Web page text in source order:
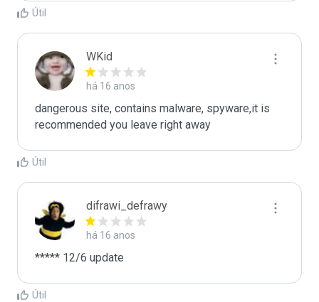
Útil
WKid
há 16 anos
dangerous site, contains malware, spyware,it is
recommended you leave right away
Útil
difrawi_defrawy
há 16 anos
***** 12/6 update
Útil